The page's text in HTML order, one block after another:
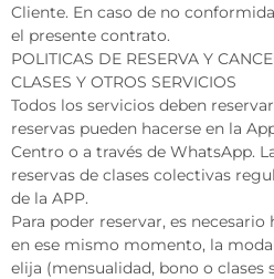
Cliente. En caso de no
el presente contrato.
POLITICAS DE RESERVA Y
CLASES Y OTROS SERVICIOS
Todos los servicios deben
reservas pueden hacerse en la
Centro o a través de WhatsApp.
reservas de clases colectivas
de la APP.
Para poder reservar, es
en ese mismo momento, la
elija (mensualidad, bono o clases